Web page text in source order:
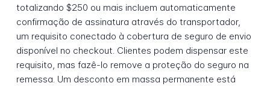
totalizando $250 ou mais incluem automaticamente
confirmação de assinatura através do transportador,
um requisito conectado à cobertura de seguro de envio
disponível no checkout. Clientes podem dispensar este
requisito, mas fazê-lo remove a proteção do seguro na
remessa. Um desconto em massa permanente está